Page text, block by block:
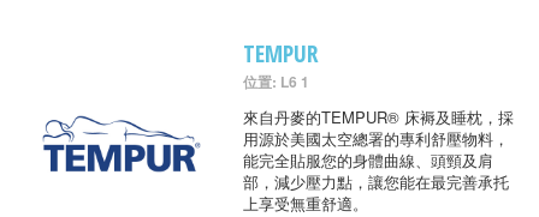
TEMPUR
位置: L6 1
來自丹麥的TEMPUR® 床褥及睡枕，採
用源於美國太空總署的專利舒壓物料，
能完全貼服您的身體曲線、頭頸及肩
部，減少壓力點，讓您能在最完善承托
上享受無重舒適。